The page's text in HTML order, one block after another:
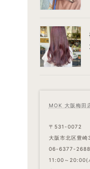
MOK 大阪梅田
〒531-0072
大阪市北区豊
06-6377-2688
11:00～20:00(